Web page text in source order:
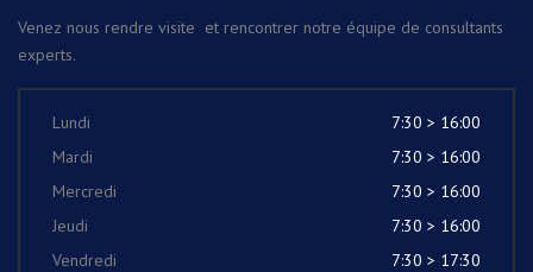
Venez nous rendre visite et rencontrer notre équipe de consultants
experts.
Lundi
7:30 > 16:00
Mardi
7:30 > 16:00
Mercredi
7:30 > 16:00
Jeudi
7:30 > 16:00
Vendredi
7:30 > 17:30